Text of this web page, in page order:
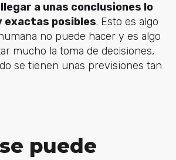
a unas conclusiones lo
exactas posibles. Esto es algo
no puede hacer y es algo
mucho la toma de decisiones,
se tienen unas previsiones tan
puede